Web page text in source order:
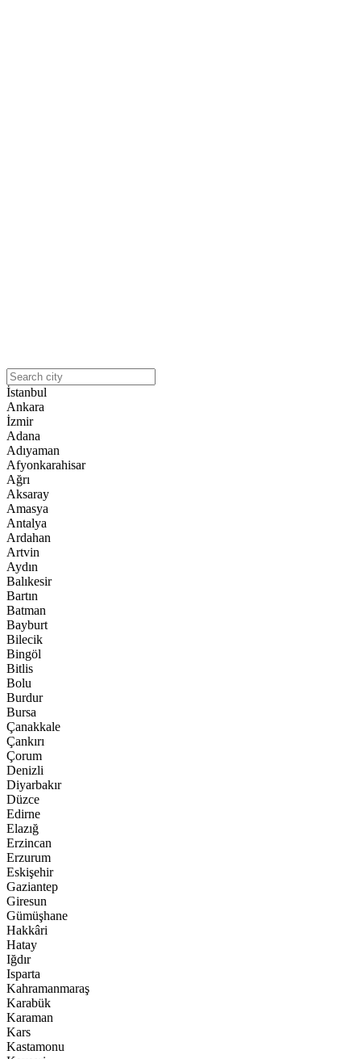
İstanbul
Ankara
İzmir
Adana
Adıyaman
Afyonkarahisar
Ağrı
Aksaray
Amasya
Antalya
Ardahan
Artvin
Aydın
Balıkesir
Bartın
Batman
Bayburt
Bilecik
Bingöl
Bitlis
Bolu
Burdur
Bursa
Çanakkale
Çankırı
Çorum
Denizli
Diyarbakır
Düzce
Edirne
Elazığ
Erzincan
Erzurum
Eskişehir
Gaziantep
Giresun
Gümüşhane
Hakkâri
Hatay
Iğdır
Isparta
Kahramanmaraş
Karabük
Karaman
Kars
Kastamonu